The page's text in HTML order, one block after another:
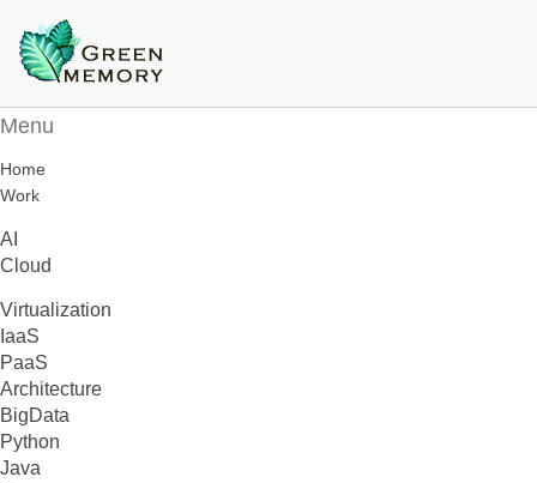
Menu
Home
Work
AI
Cloud
Virtualization
IaaS
PaaS
Architecture
BigData
Python
Java